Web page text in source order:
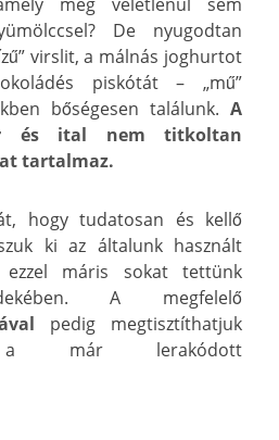
De nyugodtan
virslit, a málnás joghurtot
piskótát – „mű”
bőségesen találunk. A
és ital nem titkoltan
tartalmaz.
hogy tudatosan és kellő
ki az általunk használt
ezzel máris sokat tettünk
A megfelelő
pedig megtisztíthatjuk
a már lerakódott